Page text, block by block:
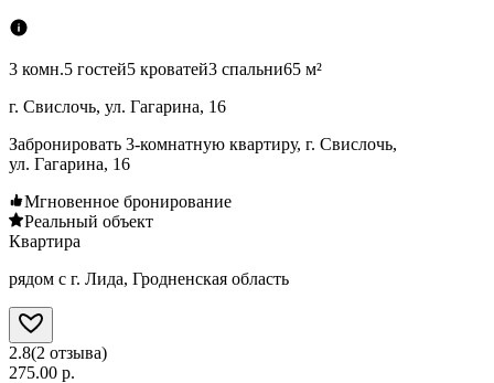
3 комн.5 гостей5 кроватей3 спальни65 м²
г. Свислочь, ул. Гагарина, 16
Забронировать 3-комнатную квартиру, г. Свислочь,
ул. Гагарина, 16
Мгновенное бронирование
Реальный объект
Квартира
рядом с г. Лида, Гродненская область
2.8(2 отзыва)
275.00 р.